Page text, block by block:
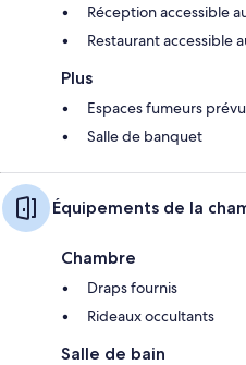
Réception accessible
Restaurant accessible
Plus
Espaces fumeurs
Salle de banquet
Équipements de la
Chambre
Draps fournis
Rideaux occultants
Salle de bain